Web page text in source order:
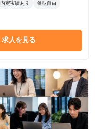
内定実績あり 髪型自由
求人を見る